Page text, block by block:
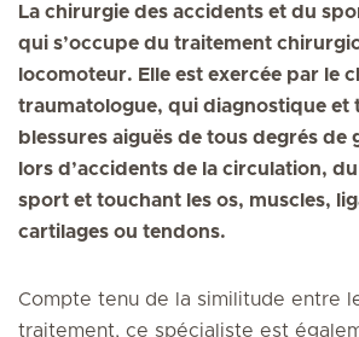
La chirurgie des accidents et du
qui s’occupe du traitement
locomoteur. Elle est exercée par le
traumatologue, qui diagnostique et
blessures aiguës de tous degrés de
lors d’accidents de la circulation,
sport et touchant les os, muscles,
cartilages ou tendons.
Compte tenu de la similitude entre
traitement, ce spécialiste est